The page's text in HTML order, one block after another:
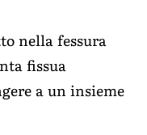
nella fessura
fissua
a un insieme